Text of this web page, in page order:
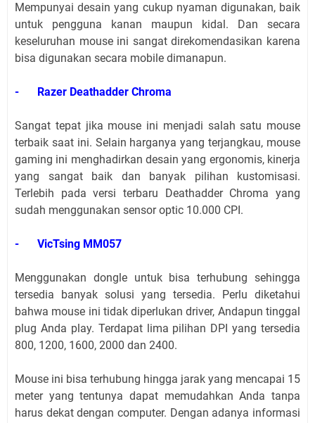
Mempunyai desain yang cukup nyaman digunakan, baik
untuk pengguna kanan maupun kidal. Dan secara
keseluruhan mouse ini sangat direkomendasikan karena
bisa digunakan secara mobile dimanapun.
- Razer Deathadder Chroma
Sangat tepat jika mouse ini menjadi salah satu mouse
terbaik saat ini. Selain harganya yang terjangkau, mouse
gaming ini menghadirkan desain yang ergonomis, kinerja
yang sangat baik dan banyak pilihan kustomisasi.
Terlebih pada versi terbaru Deathadder Chroma yang
sudah menggunakan sensor optic 10.000 CPI.
- VicTsing MM057
Menggunakan dongle untuk bisa terhubung sehingga
tersedia banyak solusi yang tersedia. Perlu diketahui
bahwa mouse ini tidak diperlukan driver, Andapun tinggal
plug Anda play. Terdapat lima pilihan DPI yang tersedia
800, 1200, 1600, 2000 dan 2400.
Mouse ini bisa terhubung hingga jarak yang mencapai 15
meter yang tentunya dapat memudahkan Anda tanpa
harus dekat dengan computer. Dengan adanya informasi